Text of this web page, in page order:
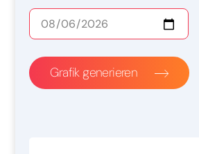
Grafik generieren